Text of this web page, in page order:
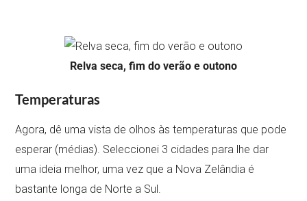
Relva seca, fim do verão e outono
Temperaturas
Agora, dê uma vista de olhos às temperaturas que pode
esperar (médias). Seleccionei 3 cidades para lhe dar
uma ideia melhor, uma vez que a Nova Zelândia é
bastante longa de Norte a Sul.